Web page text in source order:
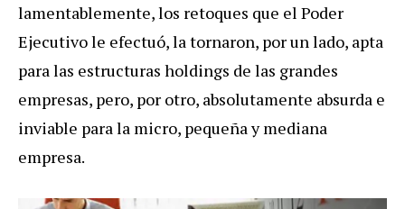
lamentablemente, los retoques que el Poder
Ejecutivo le efectuó, la tornaron, por un lado, apta
para las estructuras holdings de las grandes
empresas, pero, por otro, absolutamente absurda e
inviable para la micro, pequeña y mediana
empresa.